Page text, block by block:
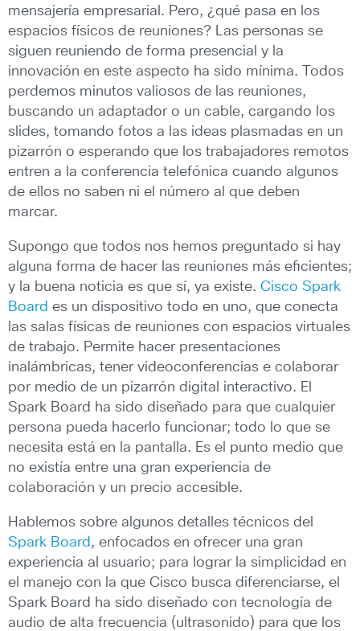
mensajería empresarial. Pero, ¿qué pasa en los
espacios físicos de reuniones? Las personas se
siguen reuniendo de forma presencial y la
innovación en este aspecto ha sido mínima. Todos
perdemos minutos valiosos de las reuniones,
buscando un adaptador o un cable, cargando los
slides, tomando fotos a las ideas plasmadas en un
pizarrón o esperando que los trabajadores remotos
entren a la conferencia telefónica cuando algunos
de ellos no saben ni el número al que deben
marcar.
Supongo que todos nos hemos preguntado si hay
alguna forma de hacer las reuniones más eficientes;
y la buena noticia es que sí, ya existe. Cisco Spark
Board es un dispositivo todo en uno, que conecta
las salas físicas de reuniones con espacios virtuales
de trabajo. Permite hacer presentaciones
inalámbricas, tener videoconferencias e colaborar
por medio de un pizarrón digital interactivo. El
Spark Board ha sido diseñado para que cualquier
persona pueda hacerlo funcionar; todo lo que se
necesita está en la pantalla. Es el punto medio que
no existía entre una gran experiencia de
colaboración y un precio accesible.
Hablemos sobre algunos detalles técnicos del
Spark Board, enfocados en ofrecer una gran
experiencia al usuario; para lograr la simplicidad en
el manejo con la que Cisco busca diferenciarse, el
Spark Board ha sido diseñado con tecnología de
audio de alta frecuencia (ultrasonido) para que los